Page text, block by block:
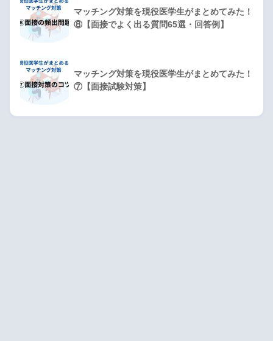
マッチング対策を現役医学生がまとめてみた！
⑧【面接でよく出る質問65選・回答例】
マッチング対策を現役医学生がまとめてみた！
⑦【面接試験対策】